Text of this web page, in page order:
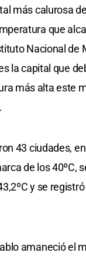
más calurosa
que
Nacional de
la capital que
más alta este
43 ciudades,
de los 40ºC,
y se
amaneció el